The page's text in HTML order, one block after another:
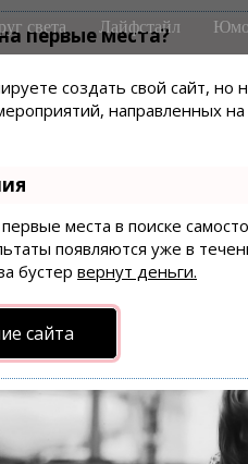
первые места?
создать свой сайт,
направленных
места в поиске
появляются уже в
бустер вернут деньги.
сайта
света Лайфстайл